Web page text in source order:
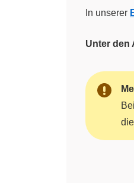
In unserer
Unter den